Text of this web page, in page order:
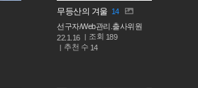
무등산의 겨울 14
선구자/Web관리.출사위원
22.1.16
조회 189
추천 수 14